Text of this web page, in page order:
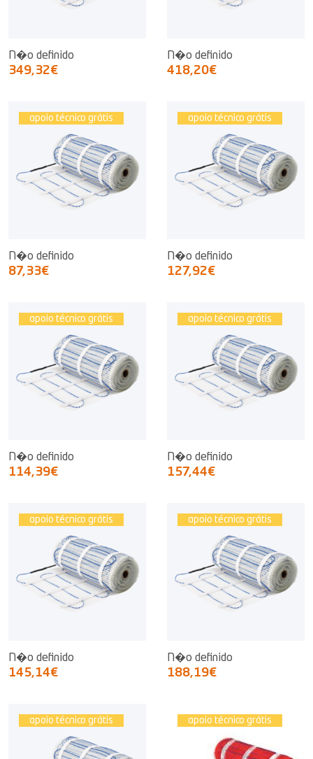
N�o definido
349,32€
N�o definido
418,20€
apoio técnico grátis
N�o definido
87,33€
apoio técnico grátis
N�o definido
127,92€
apoio técnico grátis
N�o definido
114,39€
apoio técnico grátis
N�o definido
157,44€
apoio técnico grátis
N�o definido
145,14€
apoio técnico grátis
N�o definido
188,19€
apoio técnico grátis apoio técnico grátis